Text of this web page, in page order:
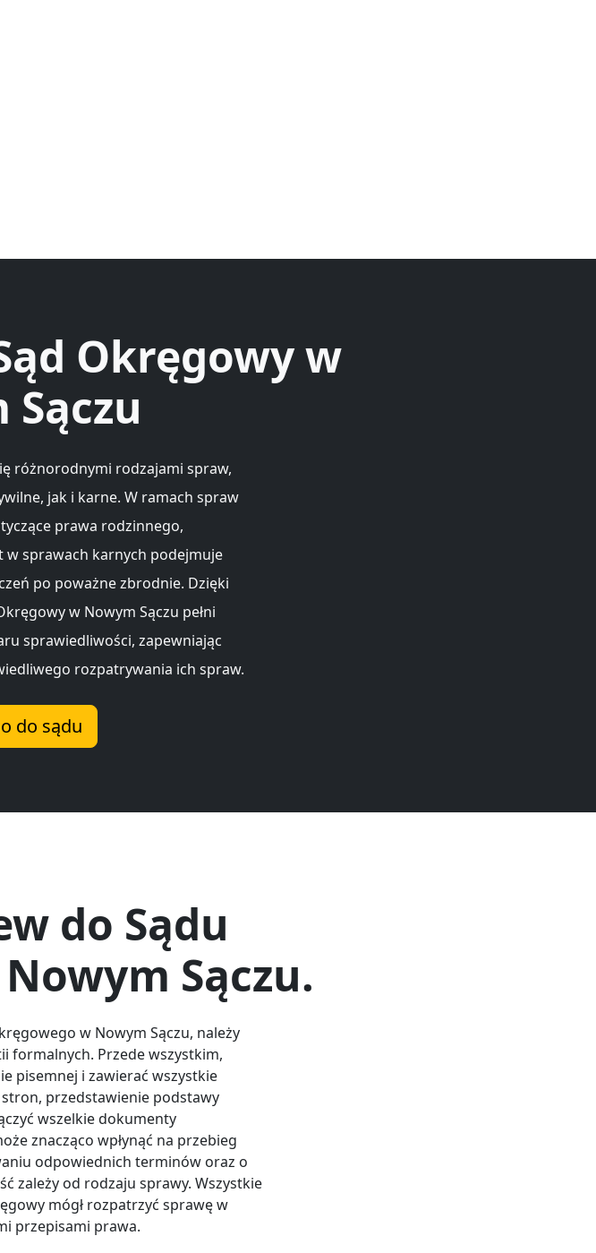
Okręgowy w
różnorodnymi rodzajami spraw,
jak i karne. W ramach spraw
prawa rodzinnego,
sprawach karnych podejmuje
po poważne zbrodnie. Dzięki
w Nowym Sączu pełni
sprawiedliwości, zapewniając
rozpatrywania ich spraw.
do sądu
do Sądu
Sączu.
w Nowym Sączu, należy
formalnych. Przede wszystkim,
pisemnej i zawierać wszystkie
przedstawienie podstawy
wszelkie dokumenty
znacząco wpłynąć na przebieg
odpowiednich terminów oraz o
zależy od rodzaju sprawy. Wszystkie
mógł rozpatrzyć sprawę w
przepisami prawa.